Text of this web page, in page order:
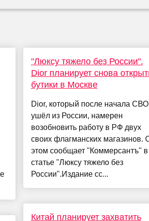
"Люксу тяжело без России".
Dior планирует снова
бутики в Москве
Dior, который после начала СВО
ушёл из России, намерен
возобновить работу в РФ двух
своих флагманских магазинов.
этом сообщает "Коммерсантъ" в
статье "Люксу тяжело без
России".Издание сс...
Китай планирует захватить